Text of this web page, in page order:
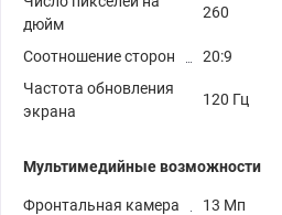
дюйм
260
Соотношение сторон
20:9
Частота обновления
экрана
120 Гц
Мультимедийные возможности
Фронтальная камера
13 Мп